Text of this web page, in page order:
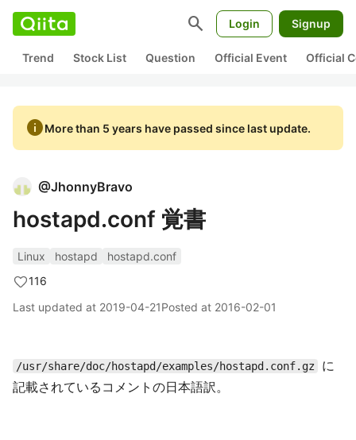
search Login Signup
Trend Stock List Question Official Event Official
infoMore than 5 years have passed since last update.
@JhonnyBravo
hostapd.conf 覚書
Linux hostapd
hostapd.conf
116
Last updated at 2019-04-21Posted at 2016-02-01
/usr/share/doc/hostapd/examples/hostapd.conf.gz
に
記載されているコメントの日本語訳。